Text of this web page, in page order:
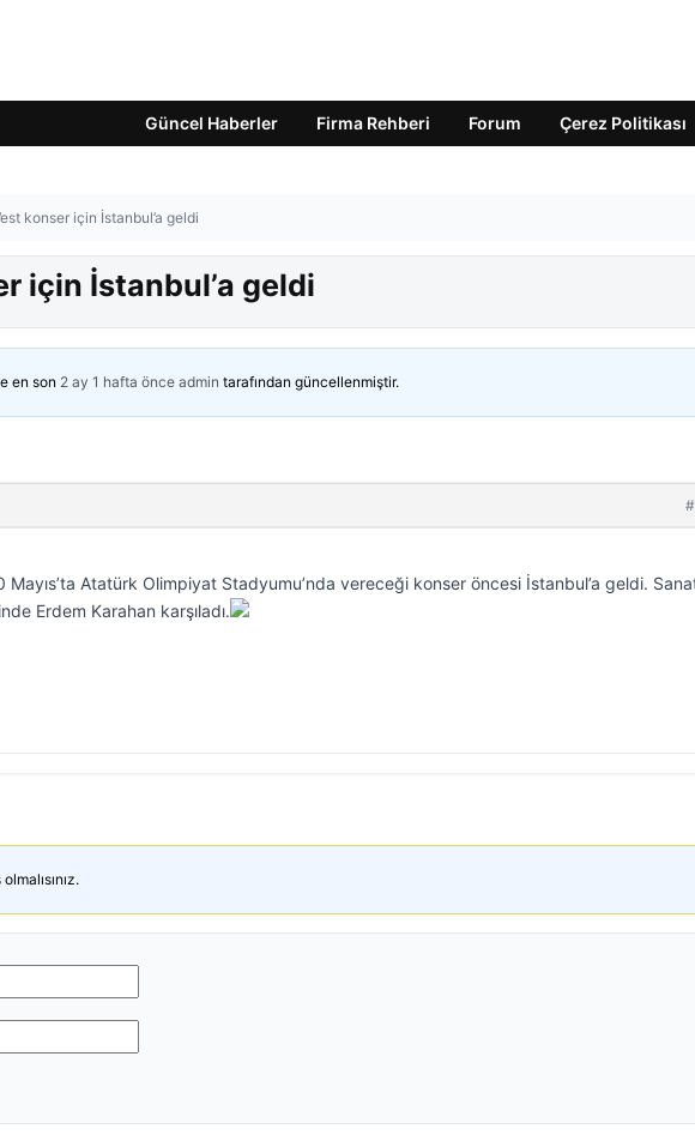
Güncel Haberler Firma Rehberi Forum Çerez Politikası
konser için İstanbul’a geldi
için İstanbul’a geldi
en son 2 ay 1 hafta önce admin tarafından güncellenmiştir.
Mayıs’ta Atatürk Olimpiyat Stadyumu’nda vereceği konser öncesi İstanbul’a geldi.
Erdem Karahan karşıladı.